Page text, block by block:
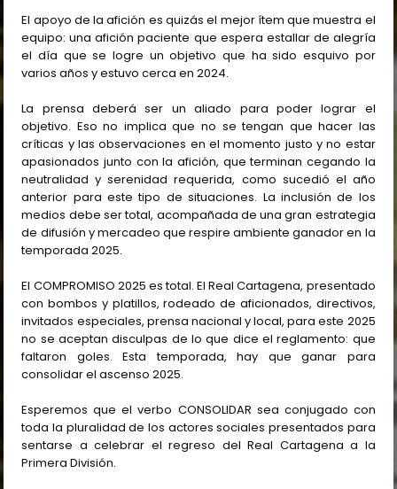
El apoyo de la afición es quizás el mejor ítem que muestra el
equipo: una afición paciente que espera estallar de alegría
el día que se logre un objetivo que ha sido esquivo por
varios años y estuvo cerca en 2024.
La prensa deberá ser un aliado para poder lograr el
objetivo. Eso no implica que no se tengan que hacer las
críticas y las observaciones en el momento justo y no estar
apasionados junto con la afición, que terminan cegando la
neutralidad y serenidad requerida, como sucedió el año
anterior para este tipo de situaciones. La inclusión de los
medios debe ser total, acompañada de una gran estrategia
de difusión y mercadeo que respire ambiente ganador en la
temporada 2025.
El COMPROMISO 2025 es total. El Real Cartagena, presentado
con bombos y platillos, rodeado de aficionados, directivos,
invitados especiales, prensa nacional y local, para este 2025
no se aceptan disculpas de lo que dice el reglamento: que
faltaron goles. Esta temporada, hay que ganar para
consolidar el ascenso 2025.
Esperemos que el verbo CONSOLIDAR sea conjugado con
toda la pluralidad de los actores sociales presentados para
sentarse a celebrar el regreso del Real Cartagena a la
Primera División.